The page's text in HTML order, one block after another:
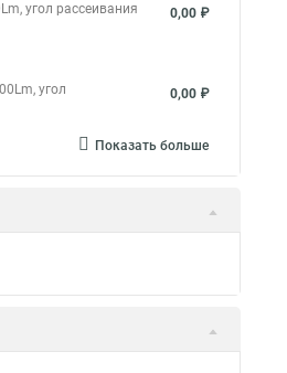
угол рассеивания
0,00 ₽
угол
0,00 ₽
Показать больше